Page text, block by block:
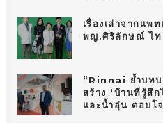
เรื่องเล่าจากแ
พญ.ศิริลักษณ์ ไท
“Rinnai ย้ำบท
สร้าง ‘บ้านที่รู้สึ
และน้ำอุ่น ตอบโ